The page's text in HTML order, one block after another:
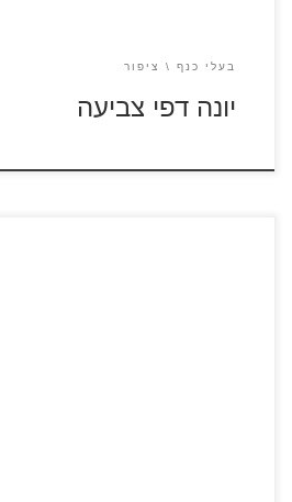
בעלי כנף ציפור
יונה דפי צביעה